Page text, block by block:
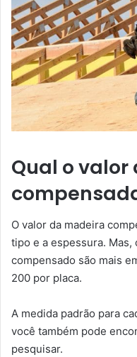
Qual o
O valor da madeira
tipo e a espessura. Mas,
compensado são mais
200 por placa.
A medida padrão para
você também pode
pesquisar.